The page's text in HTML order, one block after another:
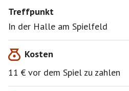
Treffpunkt
In der Halle am Spielfeld
Kosten
11 € vor dem Spiel zu zahlen